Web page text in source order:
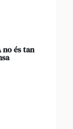
no és tan